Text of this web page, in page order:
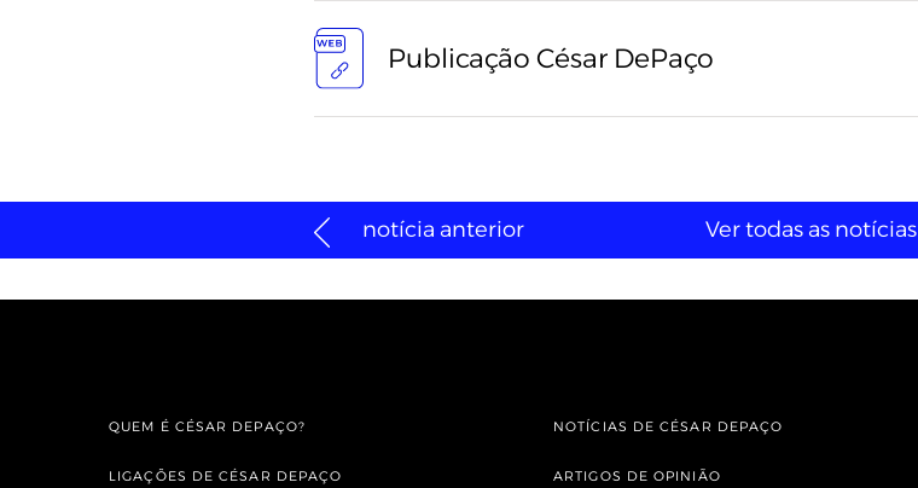
Publicação César DePaço
notícia anterior Ver todas as notícias
QUEM É CÉSAR DEPAÇO?
LIGAÇÕES DE CÉSAR DEPAÇO
NOTÍCIAS DE CÉSAR DEPAÇO
ARTIGOS DE OPINIÃO